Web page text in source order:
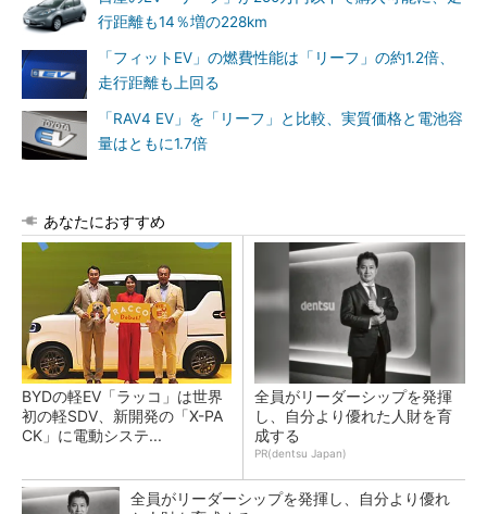
行距離も14％増の228km
「フィットEV」の燃費性能は「リーフ」の約1.2倍、
走行距離も上回る
「RAV4 EV」を「リーフ」と比較、実質価格と電池容
量はともに1.7倍
あなたにおすすめ
BYDの軽EV「ラッコ」は世界
初の軽SDV、新開発の「X-PA
CK」に電動システ...
全員がリーダーシップを発揮
し、自分より優れた人財を育
成する
PR(dentsu Japan)
全員がリーダーシップを発揮し、自分より優れ